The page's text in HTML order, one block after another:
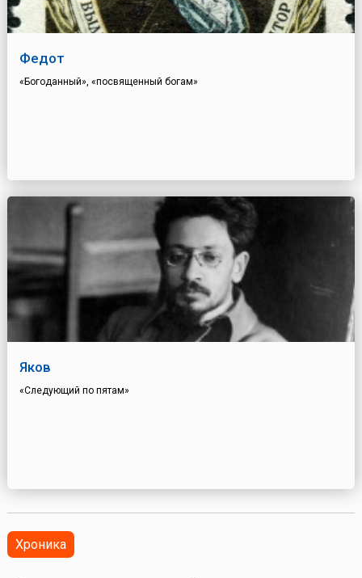
Федот
«Богоданный», «посвященный богам»
Яков
«Следующий по пятам»
Хроника